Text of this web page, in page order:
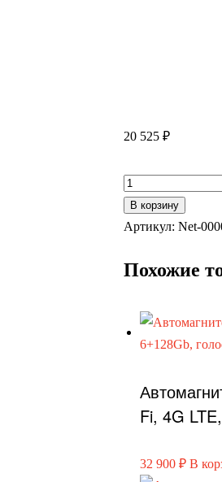
20 525 ₽
Количество
товара
Автомагнитолы
Soul
В корзину
Артикул: Net-
Похожие
Fi, 4G
32 900 ₽ В